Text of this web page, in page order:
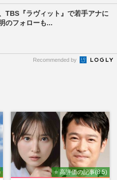
TBS『ラヴィット』で若手アナに
のフォローも...
Recommended by
⭐ 高評価の記事(8.5)